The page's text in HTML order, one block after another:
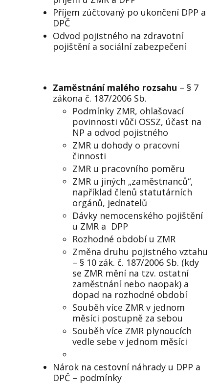
Příjem zúčtovaný po ukončení DPP a
DPČ
Odvod pojistného na zdravotní
pojištění a sociální zabezpečení
Zaměstnání malého rozsahu – § 7
zákona č. 187/2006 Sb.
Podmínky ZMR, ohlašovací
povinnosti vůči OSSZ, účast na
NP a odvod pojistného
ZMR u dohody o pracovní
činnosti
ZMR u pracovního poměru
ZMR u jiných „zaměstnanců“,
například členů statutárních
orgánů, jednatelů
Dávky nemocenského pojištění
u ZMR a DPP
Rozhodné období u ZMR
Změna druhu pojistného vztahu
– § 10 zák. č. 187/2006 Sb. (kdy
se ZMR mění na tzv. ostatní
zaměstnání nebo naopak) a
dopad na rozhodné období
Souběh více ZMR v jednom
měsíci postupně za sebou
Souběh více ZMR plynoucích
vedle sebe v jednom měsíci
Nárok na cestovní náhrady u DPP a
DPČ – podmínky